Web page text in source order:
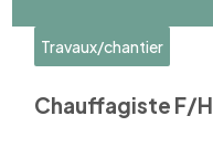
Travaux/chantier
Chauffagiste F/H